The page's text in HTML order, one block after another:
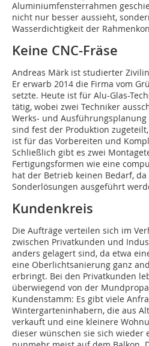
Aluminiumfensterrahmen
nicht nur besser aussieht,
Wasserdichtigkeit der
Keine CNC-Fräse
Andreas Märk ist studierter
Er erwarb 2014 die Firma vom
setzte. Heute ist für Alu-Glas-
tätig, wobei zwei Techniker
Werks- und
sind fest der Produktion
ist für das Vorbereiten und
Schließlich gibt es zwei
Fertigungsformen wie eine
hat der Betrieb keinen Bedarf,
Sonderlösungen ausgeführt
Kundenkreis
Die Aufträge verteilen sich im
zwischen Privatkunden und
anders gelagert sind, da etwa
eine Oberlichtsanierung ganz
erbringt. Bei den Privatkunden
überwiegend von der
Kundenstamm: Es gibt viele
Wintergarteninhabern, die aus
verkauft und eine kleinere
dieser wünschen sie sich wieder